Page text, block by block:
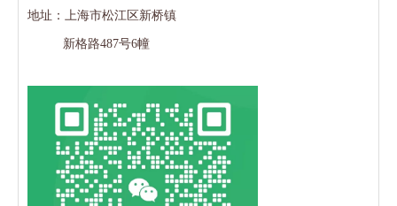
地址：上海市松江区新桥镇
新格路487号6幢